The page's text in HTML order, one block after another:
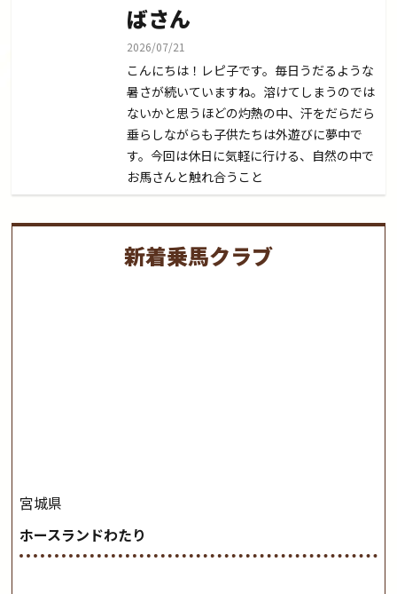
ばさん
2026/07/21
こんにちは！レピ子です。毎日うだるような
暑さが続いていますね。溶けてしまうのでは
ないかと思うほどの灼熱の中、汗をだらだら
垂らしながらも子供たちは外遊びに夢中で
す。今回は休日に気軽に行ける、自然の中で
お馬さんと触れ合うこと
新着乗馬クラブ
宮城県
ホースランドわたり